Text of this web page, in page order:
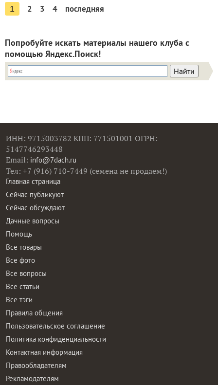
1 2 3 4 последняя
Попробуйте искать материалы нашего клуба с
помощью Яндекс.Поиск!
ИНН: 9715003782 КПП: 771501001 ОГРН:
5147746293448
Email: info@7dach.ru
Тел: +7 (916) 710-7449 (семена не продаем!)
Главная страница
Сейчас публикуют
Сейчас обсуждают
Дачные вопросы
Помощь
Все товары
Все фото
Все вопросы
Все статьи
Все тэги
Правила общения
Пользовательское соглашение
Политика конфиденциальности
Контактная информация
Правообладателям
Рекламодателям